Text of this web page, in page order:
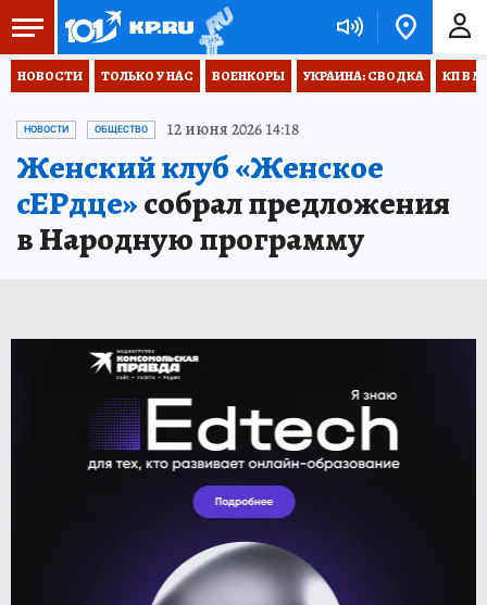
НОВОСТИ ТОЛЬКО У НАС ВОЕНКОРЫ УКРАИНА: СВОДКА КП В
НОВОСТИ ОБЩЕСТВО 12 июня 2026 14:18
Женский клуб «Женское
сЕРдце»собрал предложения
в Народную программу